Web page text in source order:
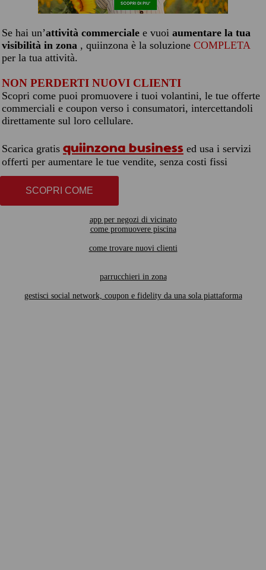
Se hai un’attività commerciale e vuoi aumentare la tua
visibilità in zona , quiinzona è la soluzione COMPLETA
per la tua attività.
NON PERDERTI NUOVI CLIENTI
Scopri come puoi promuovere i tuoi volantini, le tue offerte
commerciali e coupon verso i consumatori, intercettandoli
direttamente sul loro cellulare.
Scarica gratis quiinzona business ed usa i servizi
offerti per aumentare le tue vendite, senza costi fissi
SCOPRI COME
app per negozi di vicinato
come promuovere piscina
come trovare nuovi clienti
parrucchieri in zona
gestisci social network, coupon e fidelity da una sola piattaforma